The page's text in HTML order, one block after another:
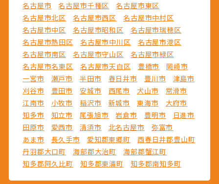
名古屋市 名古屋市千種区
名古屋市東区
名古屋市北区
名古屋市西区
名古屋市中村区
名古屋市中区
名古屋市昭和区
名古屋市瑞穂区
名古屋市熱田区
名古屋市中川区
名古屋市港区
名古屋市南区
名古屋市守山区
名古屋市緑区
名古屋市名東区
名古屋市天白区 豊橋市
岡崎市
一宮市
瀬戸市 半田市 春日井市 豊川市
津島市
刈谷市
豊田市 安城市 西尾市 犬山市
常滑市
江南市
小牧市 稲沢市 新城市 東海市
大府市
知多市
知立市 尾張旭市 岩倉市 豊明市
日進市
田原市
愛西市 清須市 北名古屋市
弥富市
あま市
長久手市 愛知郡東郷町
西春日井郡豊山町
丹羽郡大口町
海部郡大治町
海部郡蟹江町
知多郡阿久比町
知多郡東浦町 知多郡南知多町